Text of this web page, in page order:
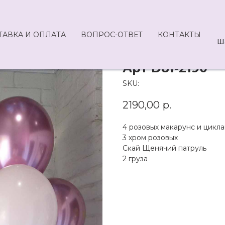
И ОПЛАТА ВОПРОС-ОТВЕТ КОНТАКТЫ
Арт D81-2190
SKU:
2190,00 р.
4 розовых макарунс и
3 хром розовых
Скай Щенячий патруль
2 груза